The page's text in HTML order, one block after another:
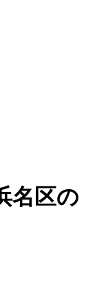
名区の